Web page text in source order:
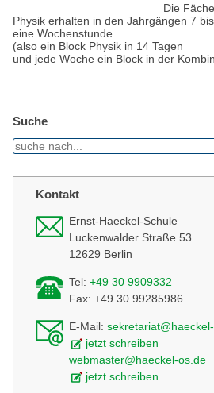
Die
Physik erhalten in den Jahrgängen 7
eine Wochenstunde
(also ein Block Physik in 14 Tagen
und jede Woche ein Block in der
Suche
Kontakt
Ernst-Haeckel-Schule
Luckenwalder Straße 53
12629 Berlin
Tel: +49 30 9909332
Fax: +49 30 99285986
E-Mail:
jetzt schreiben
webmaster@haeckel-os.de
jetzt schreiben